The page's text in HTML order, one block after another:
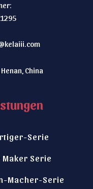
China
Serie
Serie
Macher-Serie